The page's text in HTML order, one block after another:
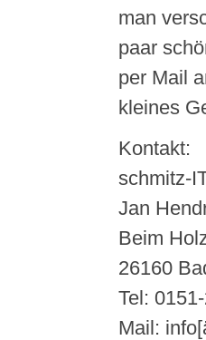
man
paar
per Mail
kleines
Kontakt:
schmitz-
Jan
Beim
26160
Tel:
Mail: